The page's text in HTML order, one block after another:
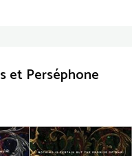
et Perséphone